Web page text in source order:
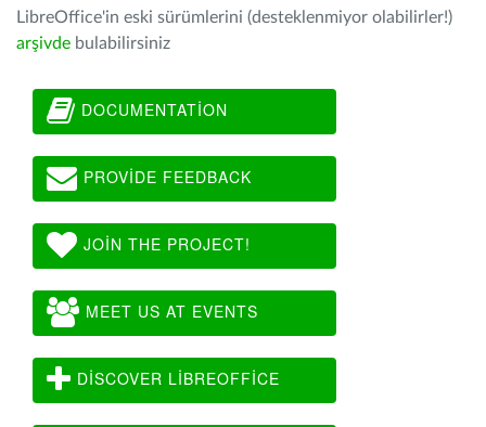
LibreOffice'in eski sürümlerini (desteklenmiyor olabilirler!)
arşivde bulabilirsiniz
DOCUMENTATION
PROVIDE FEEDBACK
JOIN THE PROJECT!
MEET US AT EVENTS
DISCOVER LIBREOFFICE